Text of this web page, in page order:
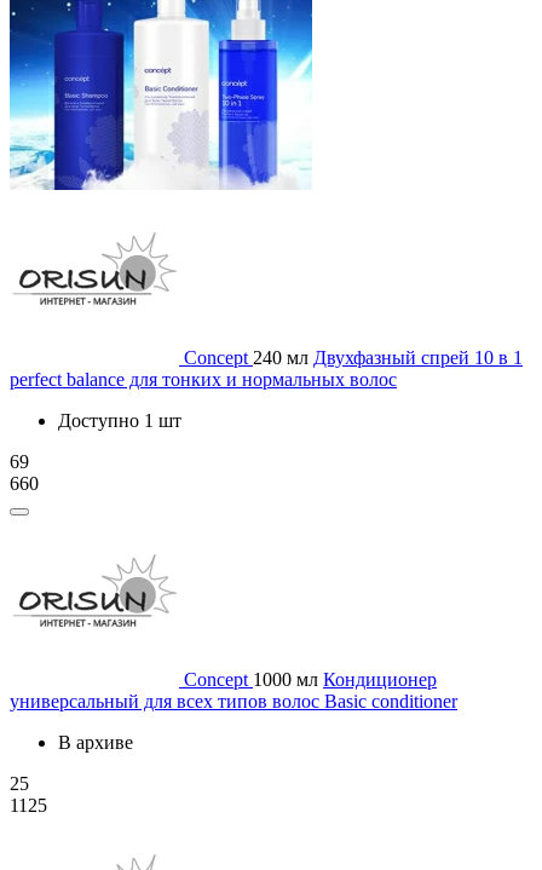
Concept 240 мл Двухфазный спрей 10 в 1
perfect balance для тонких и нормальных волос
Доступно 1 шт
69
660
Concept 1000 мл Кондиционер
универсальный для всех типов волос Basic conditioner
В архиве
25
1125